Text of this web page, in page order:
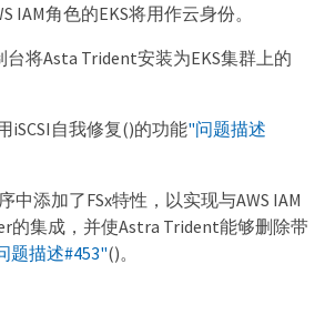
IAM角色的EKS将用作云身份。
台将Asta Trident安装为EKS集群上的
iSCSI自我修复()的功能"问题描述
中添加了FSx特性，以实现与AWS IAM
的集成，并使Astra Trident能够删除带
题描述#453"()。